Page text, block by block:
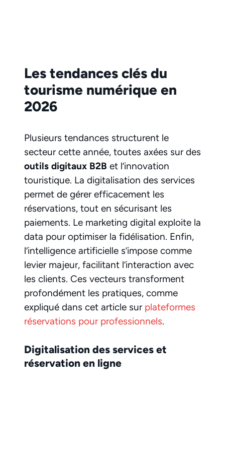
Les tendances clés du
tourisme numérique en
2026
Plusieurs tendances structurent le
secteur cette année, toutes axées sur des
outils digitaux B2B et l’innovation
touristique. La digitalisation des services
permet de gérer efficacement les
réservations, tout en sécurisant les
paiements. Le marketing digital exploite la
data pour optimiser la fidélisation. Enfin,
l’intelligence artificielle s’impose comme
levier majeur, facilitant l’interaction avec
les clients. Ces vecteurs transforment
profondément les pratiques, comme
expliqué dans cet article sur plateformes
réservations pour professionnels.
Digitalisation des services et
réservation en ligne